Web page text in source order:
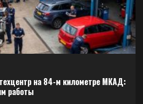
на 84-м километре МКАД:
работы